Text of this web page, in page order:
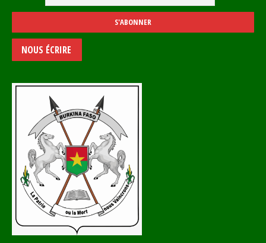
NOUS ÉCRIRE